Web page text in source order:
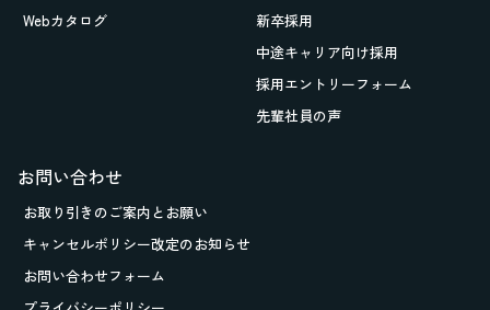
Webカタログ
新卒採用
中途キャリア向け採用
採用エントリーフォーム
先輩社員の声
お問い合わせ
お取り引きのご案内とお願い
キャンセルポリシー改定のお知らせ
お問い合わせフォーム